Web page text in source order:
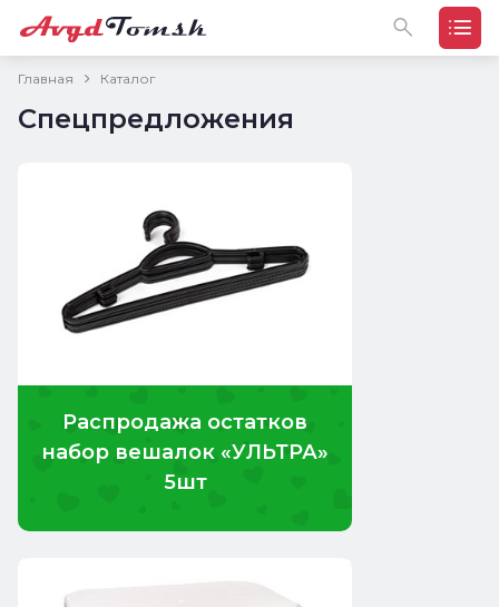
Главная Каталог
Спецпредложения
Распродажа остатков
набор вешалок «УЛЬТРА»
5шт